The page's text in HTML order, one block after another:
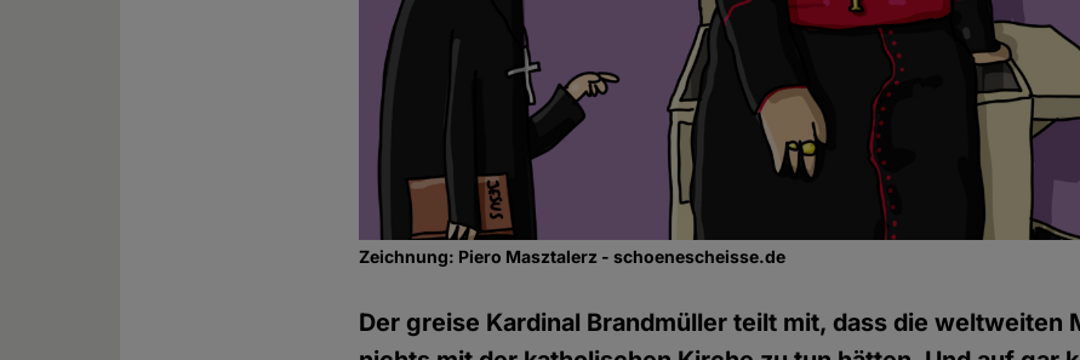
Zeichnung: Piero Masztalerz - schoenescheisse.de
Der greise Kardinal Brandmüller teilt mit, dass die weltweiten